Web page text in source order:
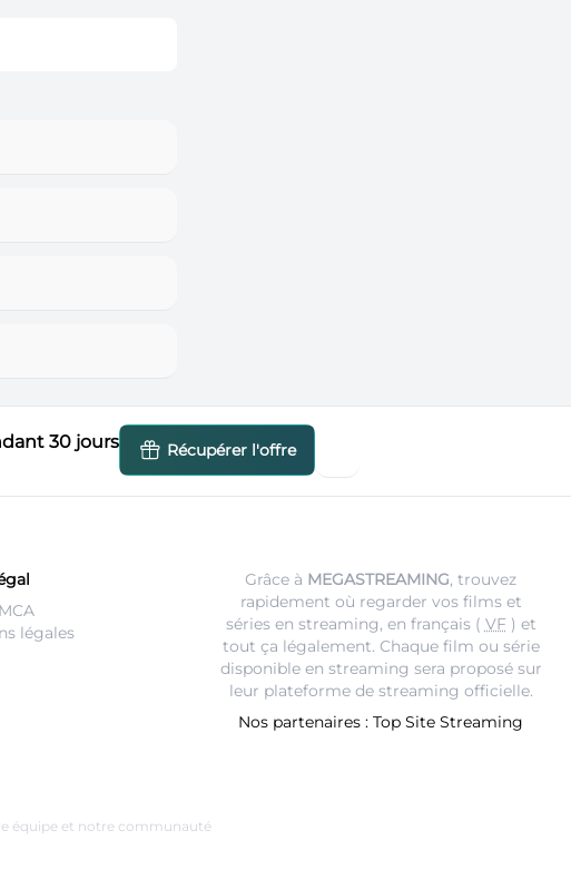
30 jours Récupérer l'offre
légales
Grâce à MEGASTREAMING, trouvez
rapidement où regarder vos films et
séries en streaming, en français ( VF) et
tout ça légalement. Chaque film ou série
disponible en streaming sera proposé sur
leur plateforme de streaming officielle.
Nos partenaires : Top Site Streaming
équipe et notre communauté